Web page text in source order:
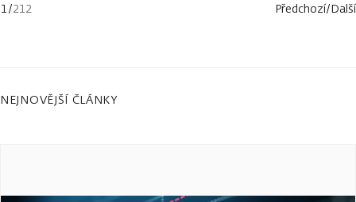
1/212 Předchozí/Další
NEJNOVĚJŠÍ ČLÁNKY